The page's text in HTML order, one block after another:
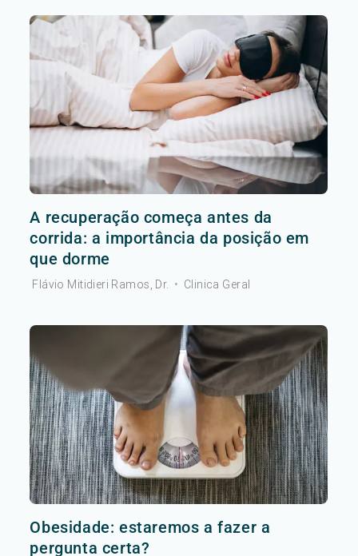
A recuperação começa antes da
corrida: a importância da posição em
que dorme
Flávio Mitidieri Ramos, Dr. • Clinica Geral
Obesidade: estaremos a fazer a
pergunta certa?